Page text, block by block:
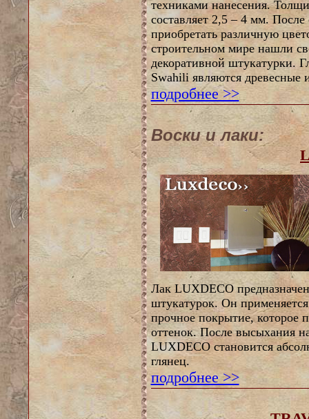
техниками нанесения.
составляет 2,5 – 4 мм. После
приобретать различную
строительном мире нашли
декоративной штукатурки.
Swahili являются древесные
подробнее >>
Воски и лаки:
Лак LUXDECO
штукатурок. Он применяется
прочное покрытие, которое
оттенок. После высыхания
LUXDECO становится
глянец.
подробнее >>